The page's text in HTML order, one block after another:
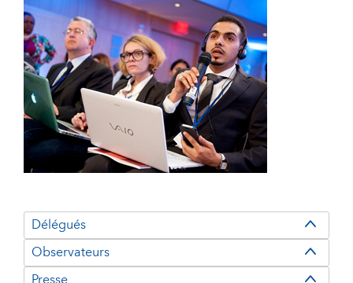
Délégués
Observateurs